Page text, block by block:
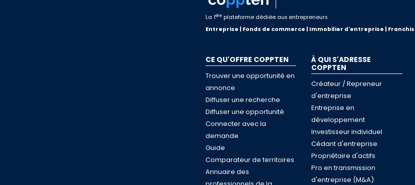
La 1èreplateforme dédiée aux entrepreneurs
Entreprise | Fonds de commerce | Immobilier d'entreprise |
CE QU'OFFRE COPPTEN
Trouver une opportunité en
annonce
Diffuser une recherche
Diffuser une opportunité
Connecter avec la
demande
Guide
Comparateur de territoires
Annuaire des
À QUI S'ADRESSE
COPPTEN
Créateur / Repreneur
d'entreprise
Entreprise en
développement
Investisseur individuel
Cédant d'entreprise
Propriétaire d'actifs
Pro en transmission
d'entreprise (M&A)